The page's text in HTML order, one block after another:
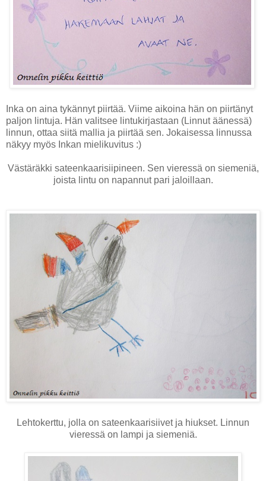
Inka on aina tykännyt piirtää. Viime aikoina hän on piirtänyt
paljon lintuja. Hän valitsee lintukirjastaan (Linnut äänessä)
linnun, ottaa siitä mallia ja piirtää sen. Jokaisessa linnussa
näkyy myös Inkan mielikuvitus :)
Västäräkki sateenkaarisiipineen. Sen vieressä on siemeniä,
joista lintu on napannut pari jaloillaan.
Lehtokerttu, jolla on sateenkaarisiivet ja hiukset. Linnun
vieressä on lampi ja siemeniä.